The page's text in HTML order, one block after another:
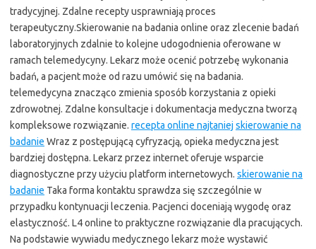
tradycyjnej. Zdalne recepty usprawniają proces
terapeutyczny.Skierowanie na badania online oraz zlecenie badań
laboratoryjnych zdalnie to kolejne udogodnienia oferowane w
ramach telemedycyny. Lekarz może ocenić potrzebę wykonania
badań, a pacjent może od razu umówić się na badania.
telemedycyna znacząco zmienia sposób korzystania z opieki
zdrowotnej. Zdalne konsultacje i dokumentacja medyczna tworzą
kompleksowe rozwiązanie. recepta online najtaniej skierowanie na
badanie Wraz z postępującą cyfryzacją, opieka medyczna jest
bardziej dostępna. Lekarz przez internet oferuje wsparcie
diagnostyczne przy użyciu platform internetowych. skierowanie na
badanie Taka forma kontaktu sprawdza się szczególnie w
przypadku kontynuacji leczenia. Pacjenci doceniają wygodę oraz
elastyczność. L4 online to praktyczne rozwiązanie dla pracujących.
Na podstawie wywiadu medycznego lekarz może wystawić